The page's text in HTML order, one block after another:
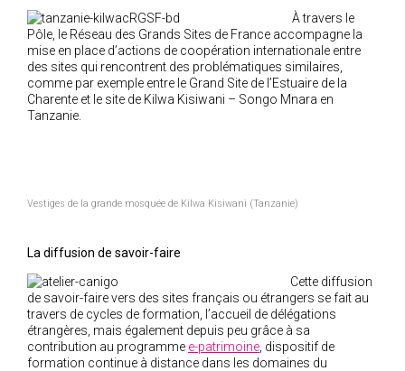
2009
2008
2007
2006
2005
À travers le
Pôle, le Réseau des Grands Sites de France accompagne la
mise en place d’actions de coopération internationale entre
des sites qui rencontrent des problématiques similaires,
comme par exemple entre le Grand Site de l’Estuaire de la
Charente et le site de Kilwa Kisiwani – Songo Mnara en
Tanzanie.
Vestiges de la grande mosquée de Kilwa Kisiwani (Tanzanie)
La diffusion de savoir-faire
Cette diffusion
de savoir-faire vers des sites français ou étrangers se fait au
travers de cycles de formation, l’accueil de délégations
étrangères, mais également depuis peu grâce à sa
contribution au programme e-patrimoine , dispositif de
formation continue à distance dans les domaines du